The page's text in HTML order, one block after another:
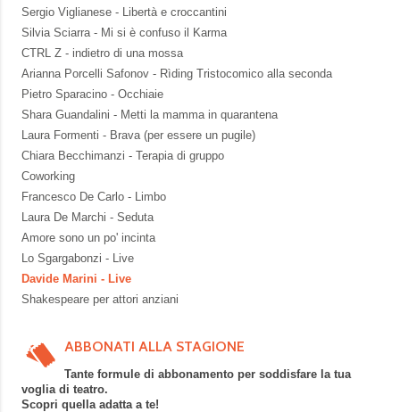
Sergio Viglianese - Libertà e croccantini
Silvia Sciarra - Mi si è confuso il Karma
CTRL Z - indietro di una mossa
Arianna Porcelli Safonov - Rìding Tristocomico alla seconda
Pietro Sparacino - Occhiaie
Shara Guandalini - Metti la mamma in quarantena
Laura Formenti - Brava (per essere un pugile)
Chiara Becchimanzi - Terapia di gruppo
Coworking
Francesco De Carlo - Limbo
Laura De Marchi - Seduta
Amore sono un po' incinta
Lo Sgargabonzi - Live
Davide Marini - Live
Shakespeare per attori anziani
ABBONATI ALLA STAGIONE
Tante formule di abbonamento per soddisfare la tua
voglia di teatro.
Scopri quella adatta a te!